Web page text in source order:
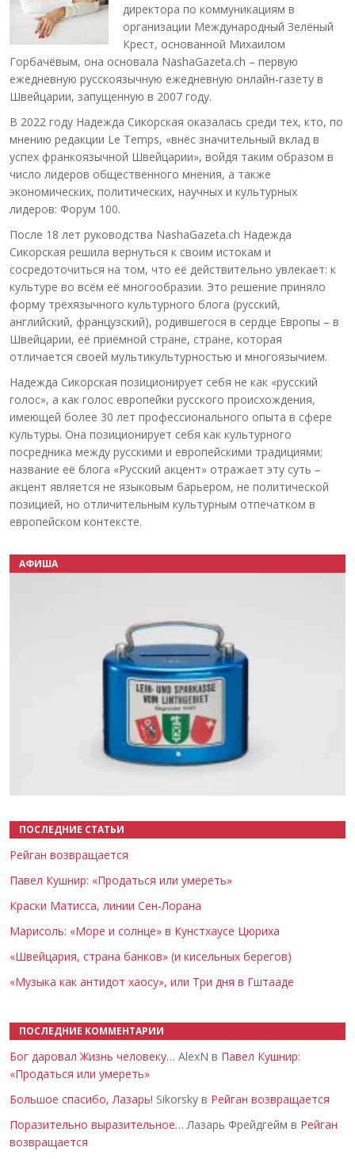
директора по коммуникациям в
организации Международный Зелёный
Крест, основанной Михаилом
Горбачёвым, она основала NashaGazeta.ch – первую
ежедневную русскоязычную ежедневную онлайн-газету в
Швейцарии, запущенную в 2007 году.
В 2022 году Надежда Сикорская оказалась среди тех, кто, по
мнению редакции Le Temps, «внёс значительный вклад в
успех франкоязычной Швейцарии», войдя таким образом в
число лидеров общественного мнения, а также
экономических, политических, научных и культурных
лидеров: Форум 100.
После 18 лет руководства NashaGazeta.ch Надежда
Сикорская решила вернуться к своим истокам и
сосредоточиться на том, что её действительно увлекает: к
культуре во всём её многообразии. Это решение приняло
форму трёхязычного культурного блога (русский,
английский, французский), родившегося в сердце Европы – в
Швейцарии, её приёмной стране, стране, которая
отличается своей мультикультурностью и многоязычием.
Надежда Сикорская позиционирует себя не как «русский
голос», а как голос европейки русского происхождения,
имеющей более 30 лет профессионального опыта в сфере
культуры. Она позиционирует себя как культурного
посредника между русскими и европейскими традициями;
название её блога «Русский акцент» отражает эту суть –
акцент является не языковым барьером, не политической
позицией, но отличительным культурным отпечатком в
европейском контексте.
АФИША
ПОСЛЕДНИЕ СТАТЬИ
Рейган возвращается
Павел Кушнир: «Продаться или умереть»
Краски Матисса, линии Сен-Лорана
Марисоль: «Море и солнце» в Кунстхаусе Цюриха
«Швейцария, страна банков» (и кисельных берегов)
«Музыка как антидот хаосу», или Три дня в Гштааде
ПОСЛЕДНИЕ КОММЕНТАРИИ
Бог даровал Жизнь человеку… AlexN в Павел Кушнир:
«Продаться или умереть»
Большое спасибо, Лазарь! Sikorsky в Рейган возвращается
Поразительно выразительное… Лазарь Фрейдгейм в Рейган
возвращается